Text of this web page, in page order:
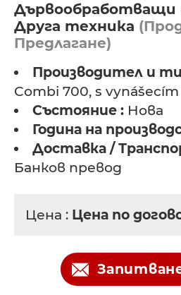
Дървообработващи
Друга техника
Предлагане)
Производител и
Combi 700, s vynášecím
Състояние : Нова
Година на
Доставка /
Банков превод
Цена : Цена по